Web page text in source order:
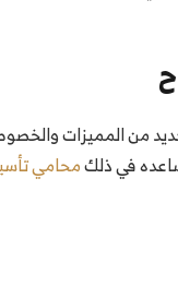
من المميزات
في ذلكمحامي